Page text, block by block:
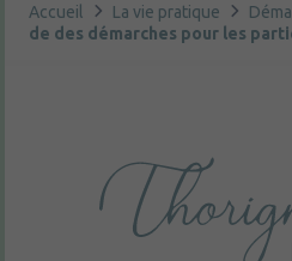
Accueil La vie pratique
de des démarches pour les